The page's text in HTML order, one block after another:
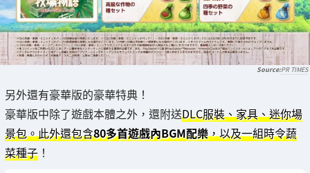
PR TIMES
另外還有豪華版的豪華特典！
豪華版中除了遊戲本體之外，還附送DLC服裝、家具、迷你場
景包。此外還包含80多首遊戲內BGM配樂，以及一組時令蔬
菜種子 ！